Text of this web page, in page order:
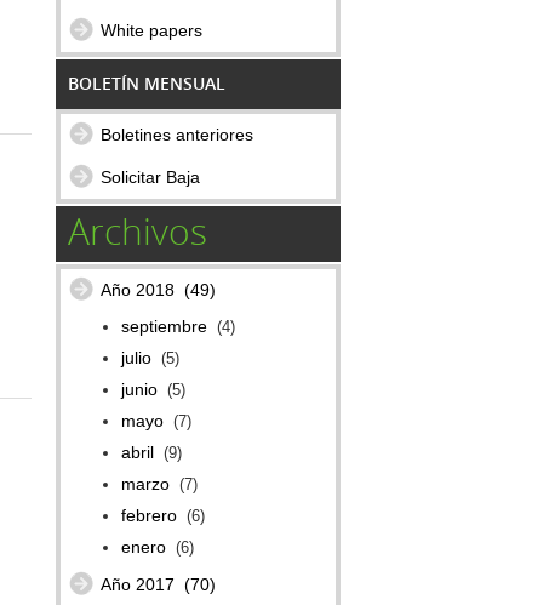
White papers
BOLETÍN MENSUAL
Boletines anteriores
Solicitar Baja
Archivos
Año 2018 (49)
septiembre (4)
julio (5)
junio (5)
mayo (7)
abril (9)
marzo (7)
febrero (6)
enero (6)
Año 2017 (70)